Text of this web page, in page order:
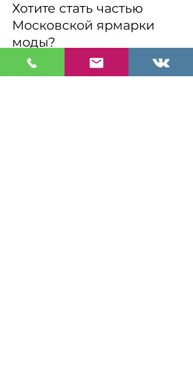
Хотите стать частью
Московской ярмарки
моды?
Московская ярмарка моды